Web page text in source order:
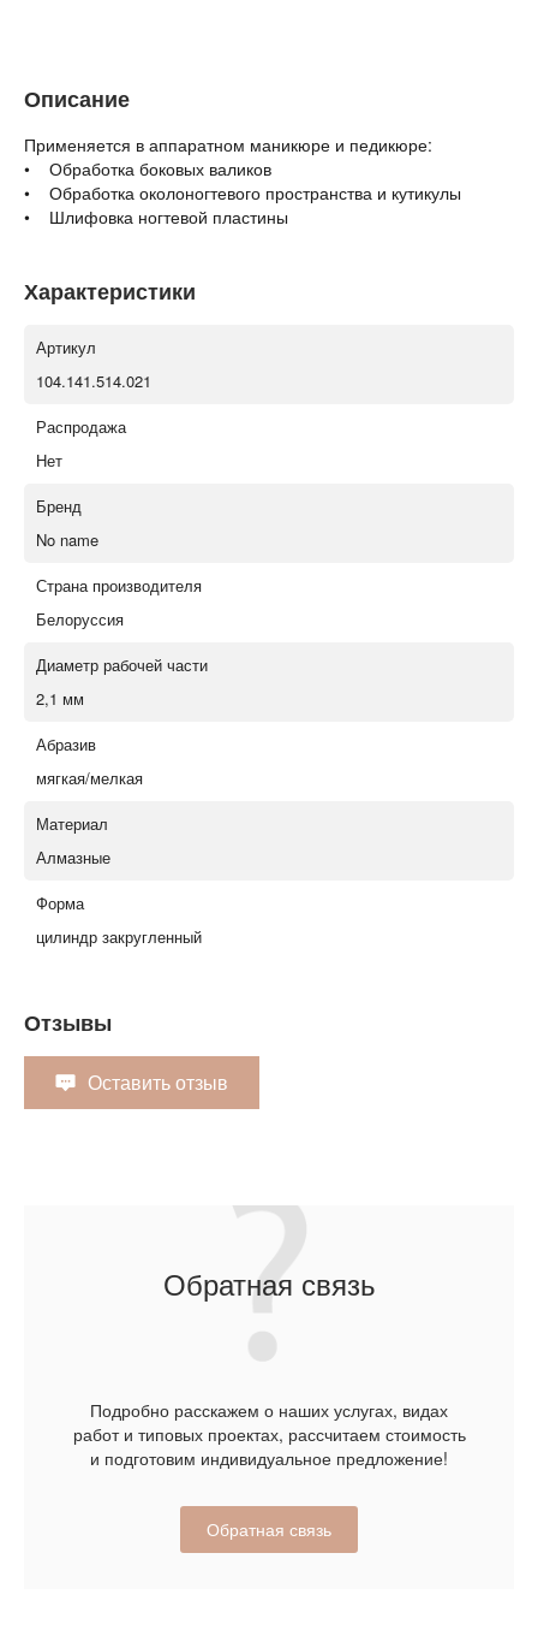
Описание
Применяется в аппаратном маникюре и педикюре:
• Обработка боковых валиков
• Обработка околоногтевого пространства и кутикулы
• Шлифовка ногтевой пластины
Характеристики
Артикул
104.141.514.021
Распродажа
Нет
Бренд
No name
Страна производителя
Белоруссия
Диаметр рабочей части
2,1 мм
Абразив
мягкая/мелкая
Материал
Алмазные
Форма
цилиндр закругленный
Отзывы
Оставить отзыв
Обратная связь
Подробно расскажем о наших услугах, видах
работ и типовых проектах, рассчитаем стоимость
и подготовим индивидуальное предложение!
Обратная связь